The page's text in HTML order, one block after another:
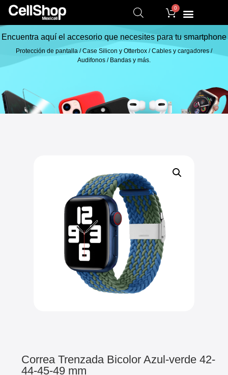
0
Encuentra aquí el accesorio que necesites para tu smartphone
Protección de pantalla / Case Silicon y Otterbox / Cables y cargadores /
Audifonos / Bandas y más.
Correa Trenzada Bicolor Azul-verde 42-
44-45-49 mm